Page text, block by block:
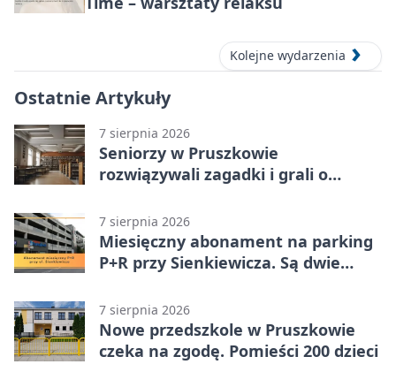
Kolejne wydarzenia
Ostatnie Artykuły
7 sierpnia 2026
Seniorzy w Pruszkowie
rozwiązywali zagadki i grali o
7 sierpnia 2026
Miesięczny abonament na parking
P+R przy Sienkiewicza. Są dwie
7 sierpnia 2026
Nowe przedszkole w Pruszkowie
czeka na zgodę. Pomieści 200 dzieci